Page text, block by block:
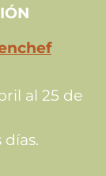
al 25 de
días.